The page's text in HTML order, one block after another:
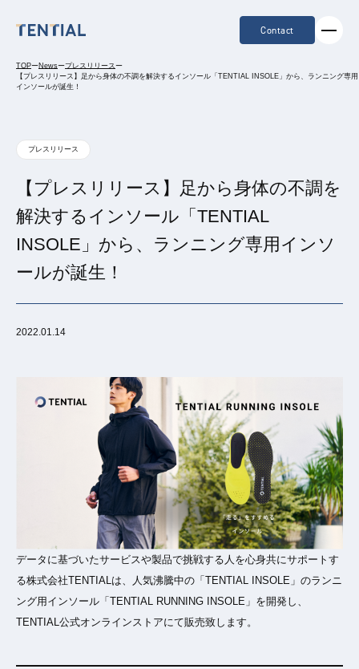
Contact
TOPーNewsープレスリリースー
【プレスリリース】足から身体の不調を解決するインソール「TENTIAL INSOLE」から、ランニング専用
インソールが誕生！
プレスリリース
【プレスリリース】足から身体の不調を
解決するインソール「TENTIAL
INSOLE」から、ランニング専用インソ
ールが誕生！
2022.01.14
データに基づいたサービスや製品で挑戦する人を心身共にサポートす
る株式会社TENTIALは、人気沸騰中の「TENTIAL INSOLE」のランニ
ング用インソール「TENTIAL RUNNING INSOLE」を開発し、
TENTIAL公式オンラインストアにて販売致します。